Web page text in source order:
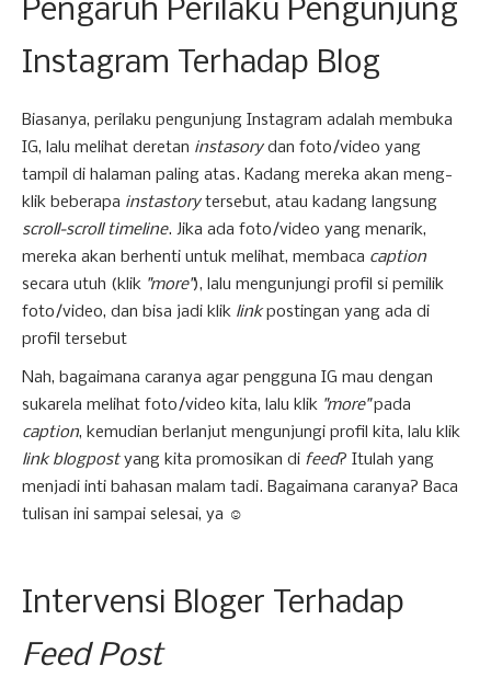
Pengaruh Perilaku Pengunjung
Instagram Terhadap Blog
Biasanya, perilaku pengunjung Instagram adalah membuka
IG, lalu melihat deretan instasorydan foto/video yang
tampil di halaman paling atas. Kadang mereka akan meng-
klik beberapa instastorytersebut, atau kadang langsung
scroll-scroll timeline. Jika ada foto/video yang menarik,
mereka akan berhenti untuk melihat, membaca caption
secara utuh (klik "more"), lalu mengunjungi profil si pemilik
foto/video, dan bisa jadi klik linkpostingan yang ada di
profil tersebut
Nah, bagaimana caranya agar pengguna IG mau dengan
sukarela melihat foto/video kita, lalu klik "more"pada
caption, kemudian berlanjut mengunjungi profil kita, lalu klik
link blogpostyang kita promosikan di feed? Itulah yang
menjadi inti bahasan malam tadi. Bagaimana caranya? Baca
tulisan ini sampai selesai, ya ☺️
Intervensi Bloger Terhadap
Feed Post